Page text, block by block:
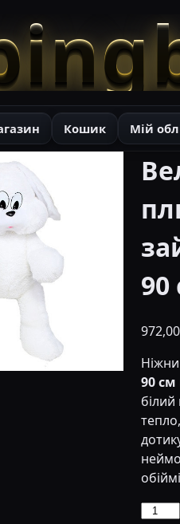
Кошик Мій
90
90 см